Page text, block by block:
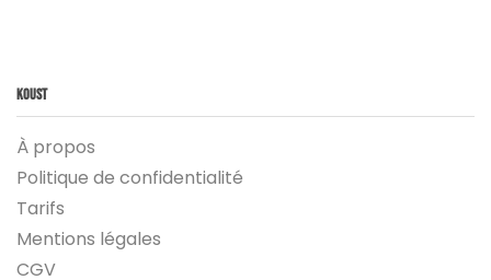
Koust
À propos
Politique de confidentialité
Tarifs
Mentions légales
CGV